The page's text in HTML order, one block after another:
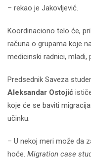
– rekao je Jakovljević.
Koordinaciono telo će,
računa o grupama koje
medicinski radnici, mladi,
Predsednik Saveza
Aleksandar Ostojić
koje će se baviti
učinku.
– U nekoj meri može da
hoće. Migration case